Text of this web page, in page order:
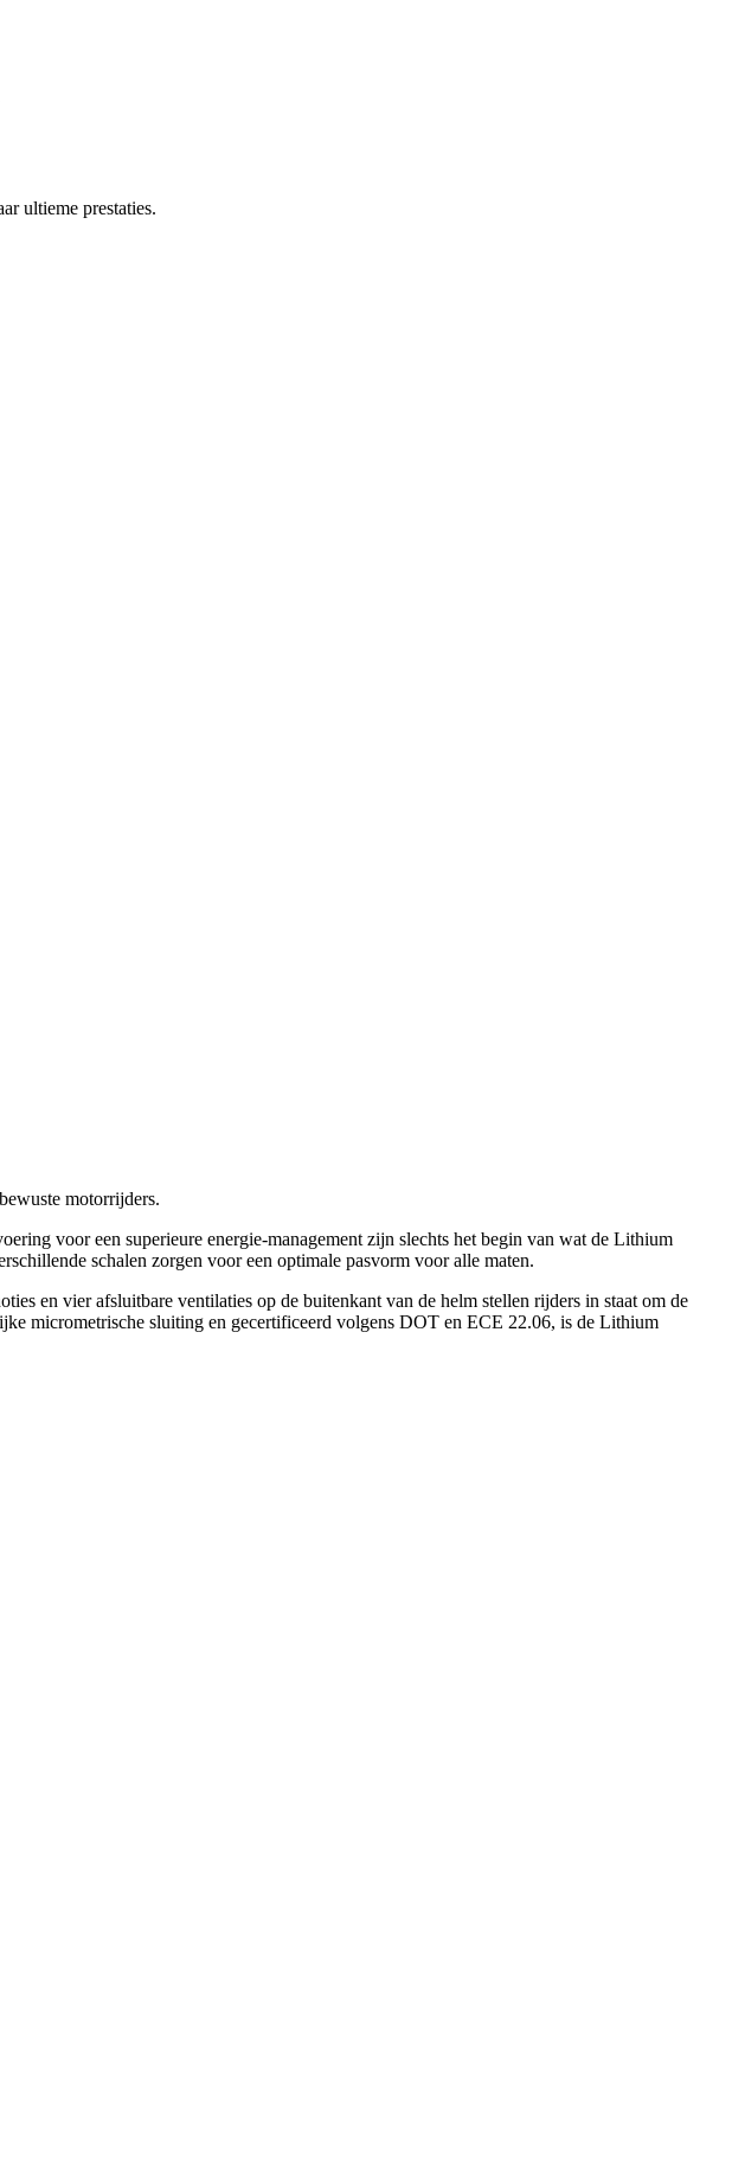
ultieme prestaties.
motorrijders.
voor een superieure energie-management zijn slechts het begin van wat de Lithium
schalen zorgen voor een optimale pasvorm voor alle maten.
en vier afsluitbare ventilaties op de buitenkant van de helm stellen rijders in staat om de
micrometrische sluiting en gecertificeerd volgens DOT en ECE 22.06, is de Lithium